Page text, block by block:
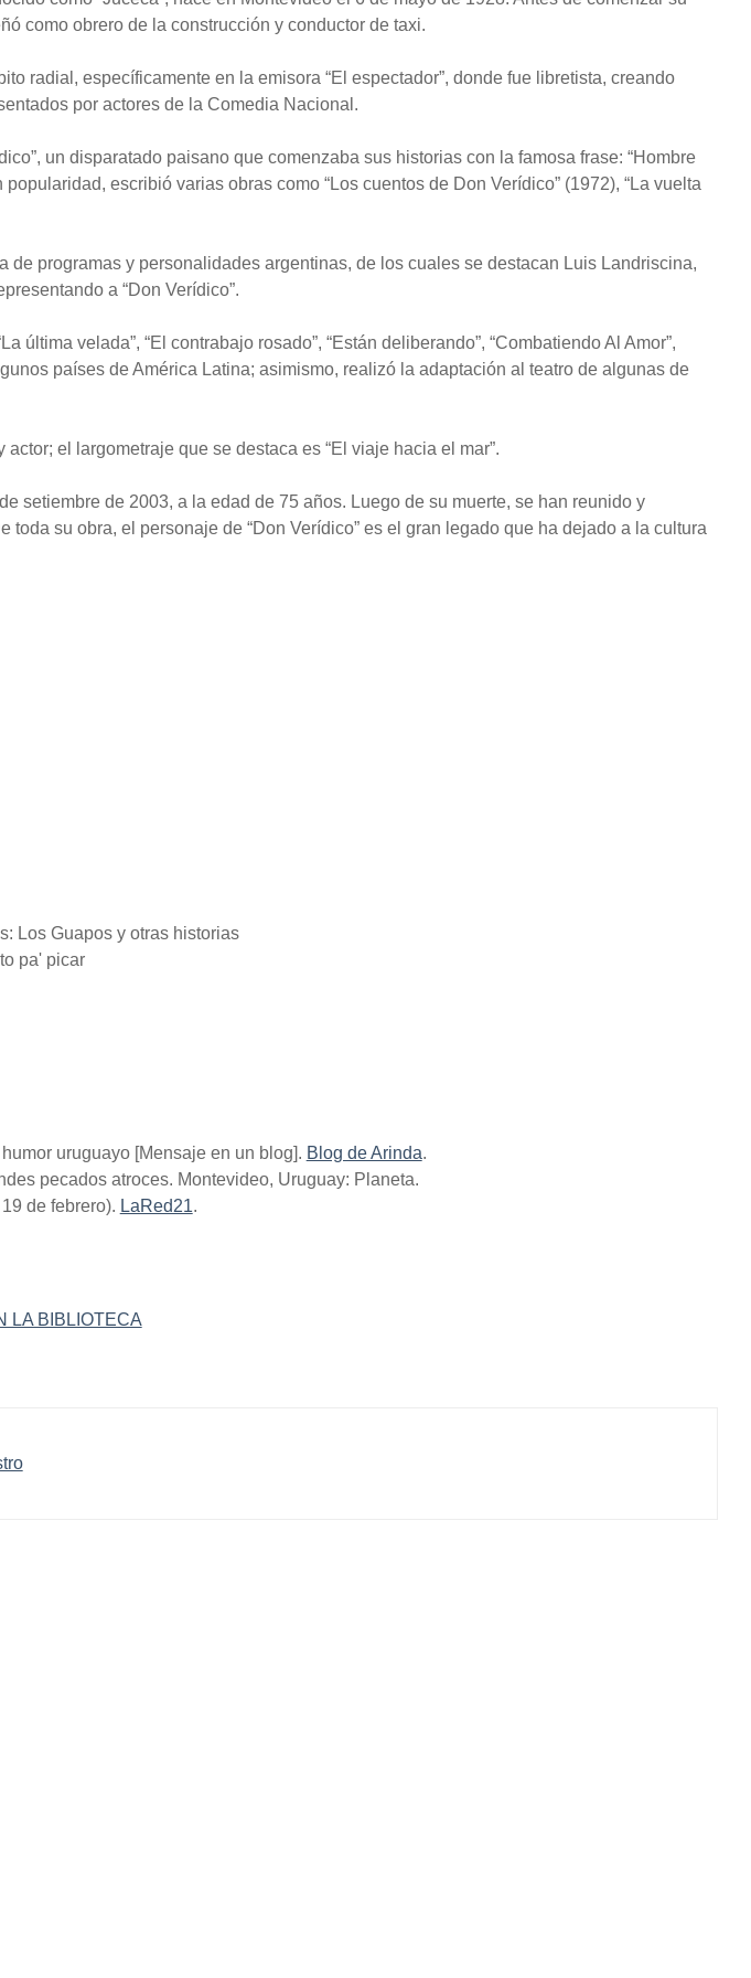
como obrero de la construcción y conductor de taxi.
radial, específicamente en la emisora “El espectador”, donde fue libretista, creando
por actores de la Comedia Nacional.
un disparatado paisano que comenzaba sus historias con la famosa frase: “Hombre
escribió varias obras como “Los cuentos de Don Verídico” (1972), “La vuelta
de programas y personalidades argentinas, de los cuales se destacan Luis Landriscina,
a “Don Verídico”.
última velada”, “El contrabajo rosado”, “Están deliberando”, “Combatiendo Al Amor”,
países de América Latina; asimismo, realizó la adaptación al teatro de algunas de
el largometraje que se destaca es “El viaje hacia el mar”.
setiembre de 2003, a la edad de 75 años. Luego de su muerte, se han reunido y
toda su obra, el personaje de “Don Verídico” es el gran legado que ha dejado a la cultura
Los Guapos y otras historias
pa' picar
uruguayo [Mensaje en un blog]. Blog de Arinda.
pecados atroces. Montevideo, Uruguay: Planeta.
de febrero). LaRed21.
LA BIBLIOTECA